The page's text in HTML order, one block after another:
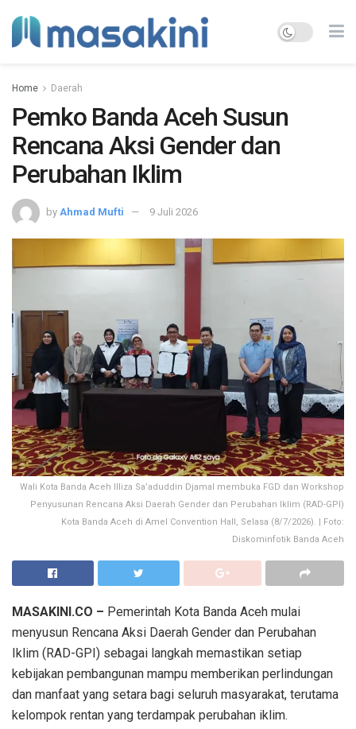
Home Daerah
Pemko Banda Aceh Susun
Rencana Aksi Gender dan
Perubahan Iklim
by Ahmad Mufti 9 Juli 2026
Wali Kota Banda Aceh Illiza Sa’aduddin Djamal membuka FGD dan Workshop
Penyusunan Rencana Aksi Daerah Gender dan Perubahan Iklim (RAD-GPI)
Kota Banda Aceh di Amel Convention Hall, Selasa (8/7/2026). | Foto:
Diskominfotik Banda Aceh
MASAKINI.CO – Pemerintah Kota Banda Aceh mulai
menyusun Rencana Aksi Daerah Gender dan Perubahan
Iklim (RAD-GPI) sebagai langkah memastikan setiap
kebijakan pembangunan mampu memberikan perlindungan
dan manfaat yang setara bagi seluruh masyarakat, terutama
kelompok rentan yang terdampak perubahan iklim.